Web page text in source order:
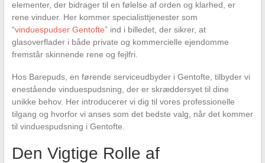
elementer, der bidrager til en følelse af orden og klarhed, er
rene vinduer. Her kommer specialisttjenester som
“vinduespudser Gentofte” ind i billedet, der sikrer, at
glasoverflader i både private og kommercielle ejendomme
fremstår skinnende rene og fejlfri.
Hos Barepuds, en førende serviceudbyder i Gentofte, tilbyder vi
enestående vinduespudsning, der er skræddersyet til dine
unikke behov. Her introducerer vi dig til vores professionelle
tilgang og hvorfor vi anses som det bedste valg, når det kommer
til vinduespudsning i Gentofte.
Den Vigtige Rolle af